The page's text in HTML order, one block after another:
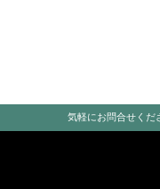
気軽にお問合せくだ